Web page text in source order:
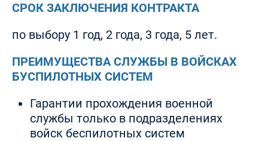
СРОК ЗАКЛЮЧЕНИЯ КОНТРАКТА
по выбору 1 год, 2 года, 3 года, 5 лет.
ПРЕИМУЩЕСТВА СЛУЖБЫ В ВОЙСКАХ
БУСПИЛОТНЫХ СИСТЕМ
Гарантии прохождения военной
службы только в подразделениях
войск беспилотных систем